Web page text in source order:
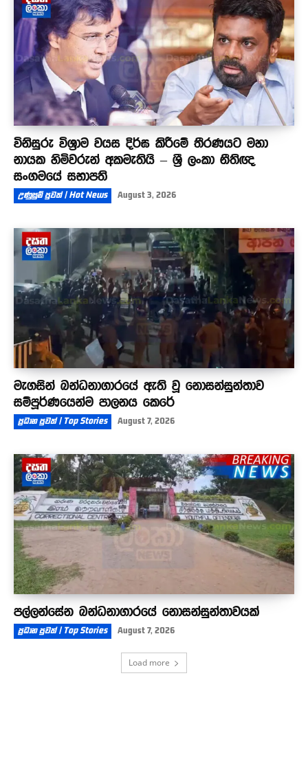
විනිසුරු විශ්‍රාම වයස දිර්ඝ කිරීමේ තීරණයට මහා
නායක හිමිවරුන් අකමැතියි – ශ්‍රී ලංකා නීතිඥ
සංගමයේ සභාපති
උණුසුම් පුවත් | Hot News August 3, 2026
මැගසින් බන්ධනාගාරයේ ඇති වූ නොසන්සුන්තාව
සම්පූර්ණයෙන්ම පාලනය කෙරේ
ප්‍රධාන පුවත් | Top Stories August 7, 2026
පල්ලන්සේන බන්ධනාගාරයේ නොසන්සුන්තාවයක්
ප්‍රධාන පුවත් | Top Stories August 7, 2026
Load more